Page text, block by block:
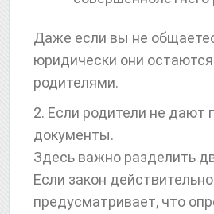
Даже если вы не
юридически они
родителями.
2. Если родители не дают
документы.
Здесь важно разделить
Если закон действительно
предусматривает, что